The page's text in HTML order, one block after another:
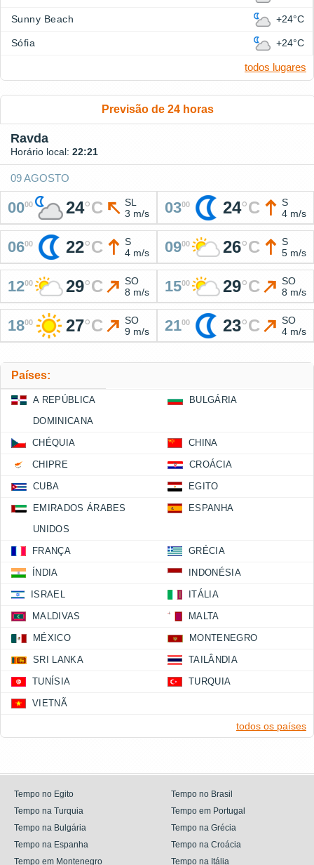
Sunny Beach +24°C
Sófia +24°C
todos lugares
Previsão de 24 horas
Ravda
Horário local: 22:21
09 AGOSTO
0000 24°C
SL
3 m/s
0300 24°C
S
4 m/s
0600 22°C
S
4 m/s
0900 26°C
S
5 m/s
1200 29°C
SO
8 m/s
1500 29°C
SO
8 m/s
1800 27°C
SO
9 m/s
2100 23°C
SO
4 m/s
Países:
A REPÚBLICA
DOMINICANA
BULGÁRIA
CHÉQUIA CHINA
CHIPRE CROÁCIA
CUBA EGITO
EMIRADOS ÁRABES
UNIDOS
ESPANHA
FRANÇA GRÉCIA
ÍNDIA INDONÉSIA
ISRAEL ITÁLIA
MALDIVAS MALTA
MÉXICO MONTENEGRO
SRI LANKA TAILÂNDIA
TUNÍSIA TURQUIA
VIETNÃ
todos os países
Tempo no Egito
Tempo no Brasil
Tempo na Turquia
Tempo em Portugal
Tempo na Bulgária
Tempo na Grécia
Tempo na Espanha
Tempo na Croácia
Tempo em Montenegro
Tempo na Itália